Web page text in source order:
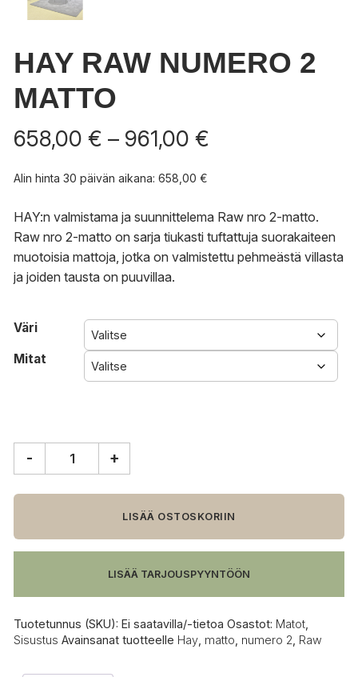
HAY RAW NUMERO 2
MATTO
658,00 € – 961,00 €
Alin hinta 30 päivän aikana: 658,00 €
HAY:n valmistama ja suunnittelema Raw nro 2-matto.
Raw nro 2-matto on sarja tiukasti tuftattuja suorakaiteen
muotoisia mattoja, jotka on valmistettu pehmeästä villasta
ja joiden tausta on puuvillaa.
Väri
Mitat
numero
matto
määrä
- +
LISÄÄ OSTOSKORIIN
LISÄÄ TARJOUSPYYNTÖÖN
Tuotetunnus (SKU): Ei saatavilla/-tietoa Osastot: Matot
Sisustus Avainsanat tuotteelle Hay matto numero 2 Raw